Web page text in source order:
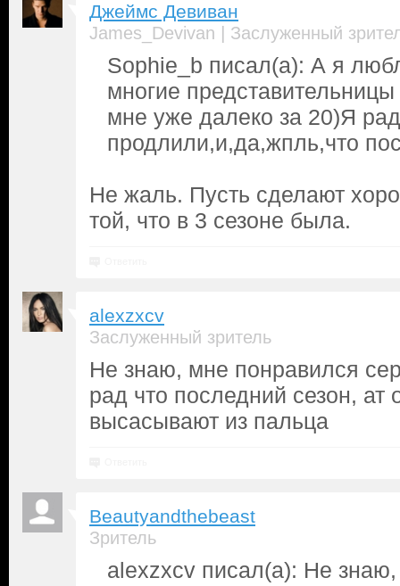
Джеймс Девиван
James_Devivan | Заслуженный
Sophie_b писал(а): А я
многие
мне уже далеко за 20)Я
продлили,и,да,жпль,что
Не жаль. Пусть сделают
той, что в 3 сезоне была.
alexzxcv
Заслуженный зритель
Не знаю, мне понравился
рад что последний сезон, ат
высасывают из пальца
Beautyandthebeast
Зритель
alexzxcv писал(а): Не